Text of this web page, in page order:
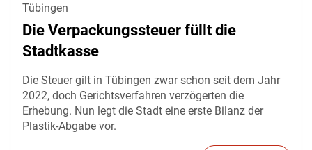
Tübingen
Die Verpackungssteuer füllt die
Stadtkasse
Die Steuer gilt in Tübingen zwar schon seit dem Jahr
2022, doch Gerichtsverfahren verzögerten die
Erhebung. Nun legt die Stadt eine erste Bilanz der
Plastik-Abgabe vor.